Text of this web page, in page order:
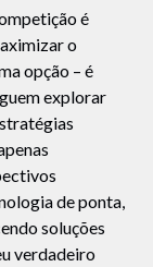
é
o
opção – é
explorar
de ponta,
soluções
verdadeiro